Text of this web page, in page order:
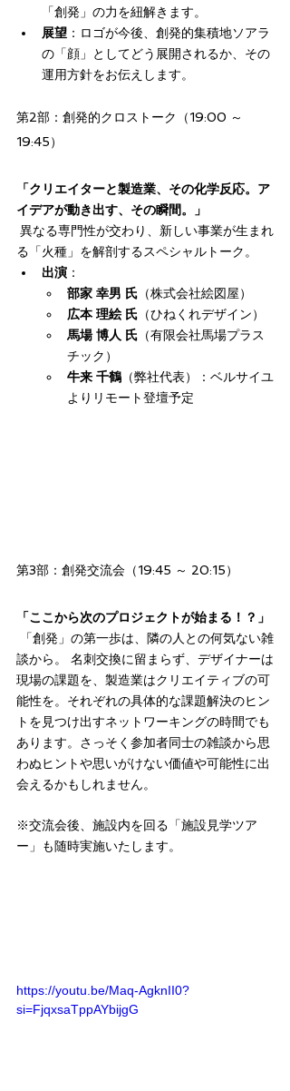
「創発」の力を紐解きます。
展望 ：ロゴが今後、創発的集積地ソアラ
の「顔」としてどう展開されるか、その
運用方針をお伝えします。
第2部：創発的クロストーク（19:00 ～
19:45）
「クリエイターと製造業、その化学反応。ア
イデアが動き出す、その瞬間。」
る「火種」を解剖するスペシャルトーク。
出演 ：
部家 幸男 氏 （株式会社絵図屋）
広本 理絵 氏 （ひねくれデザイン）
馬場 博人 氏 （有限会社馬場プラス
チック）
牛来 千鶴 （弊社代表）：ベルサイユ
よりリモート登壇予定
第3部：創発交流会（19:45 ～ 20:15）
「ここから次のプロジェクトが始まる！？」
談から。 名刺交換に留まらず、デザイナーは
現場の課題を、製造業はクリエイティブの可
能性を。それぞれの具体的な課題解決のヒン
トを見つけ出すネットワーキングの時間でも
あります。さっそく参加者同士の雑談から思
わぬヒントや思いがけない価値や可能性に出
会えるかもしれません。
※交流会後、施設内を回る「施設見学ツア
ー」も随時実施いたします。
https://youtu.be/Maq-AgknII0?
si=FjqxsaTppAYbijgG